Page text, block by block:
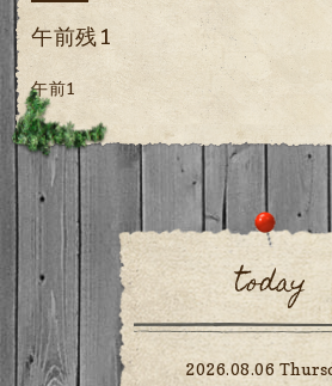
午前残1
午前1
today
2026.08.06